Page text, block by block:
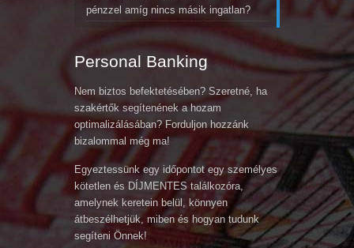
pénzzel amíg nincs másik ingatlan?
Personal Banking
Nem biztos befektetésében? Szeretné, ha
szakértők segítenének a hozam
optimalizálásában? Forduljon hozzánk
bizalommal még ma!
Egyeztessünk egy időpontot egy személyes
kötetlen és DÍJMENTES találkozóra,
amelynek keretein belül, könnyen
átbeszélhetjük, miben és hogyan tudunk
segíteni Önnek!